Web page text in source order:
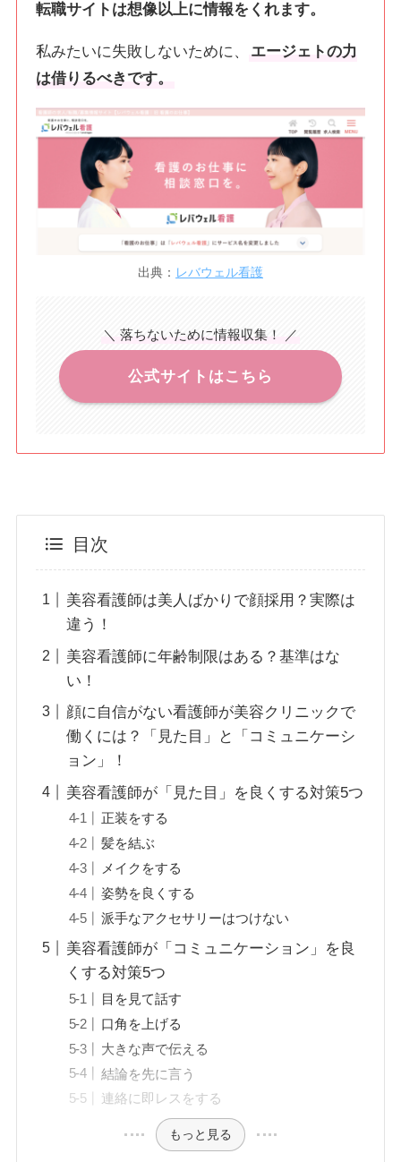
転職サイトは想像以上に情報をくれます。
私みたいに失敗しないために、
エージェトの力
は借りるべきです。
出典： レバウェル看護
＼ 落ちないために情報収集！ ／
公式サイトはこちら
目次
美容看護師は美人ばかりで顔採用？実際は
違う！
美容看護師に年齢制限はある？基準はな
い！
顔に自信がない看護師が美容クリニックで
働くには？「見た目」と「コミュニケーシ
ョン」！
美容看護師が「見た目」を良くする対策5つ
正装をする
髪を結ぶ
メイクをする
姿勢を良くする
派手なアクセサリーはつけない
美容看護師が「コミュニケーション」を良
くする対策5つ
目を見て話す
口角を上げる
大きな声で伝える
結論を先に言う
連絡に即レスをする
もっと見る